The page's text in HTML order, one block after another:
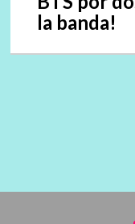
la banda!